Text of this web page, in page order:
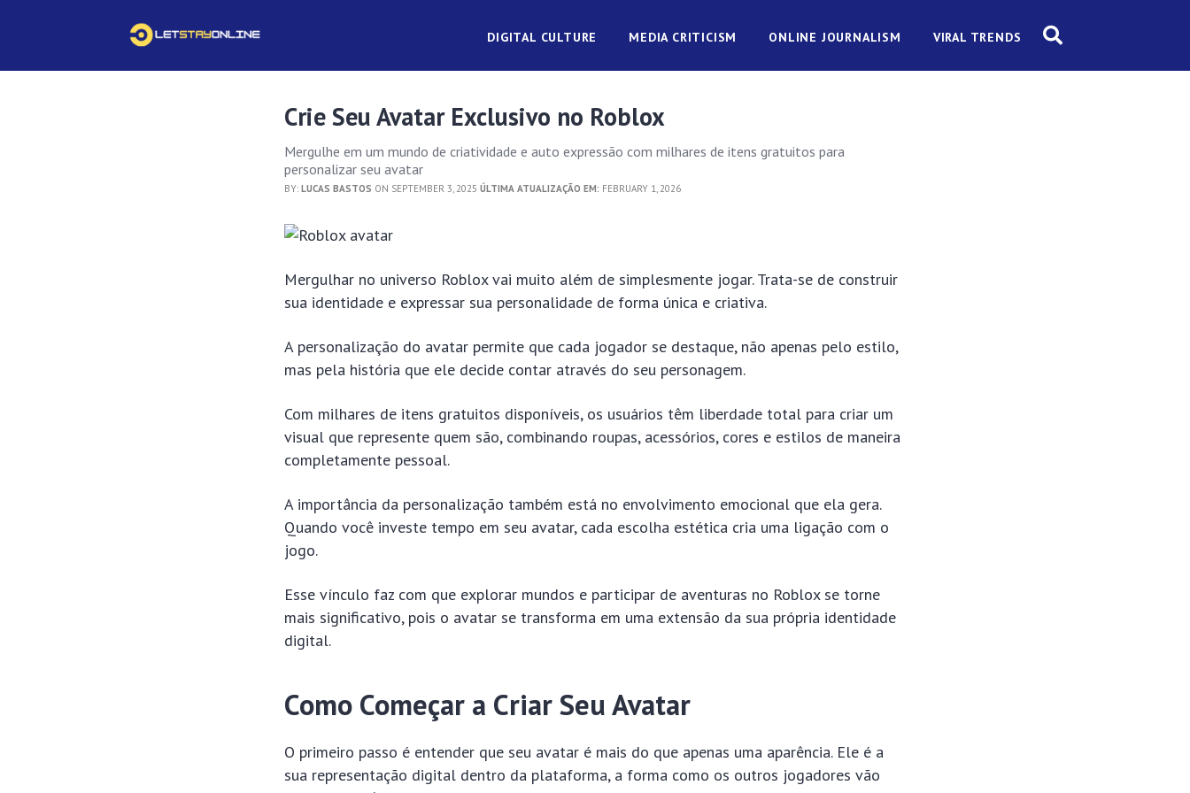
DIGITAL CULTURE MEDIA CRITICISM ONLINE JOURNALISM VIRAL TRENDS
Crie Seu Avatar Exclusivo no Roblox
Mergulhe em um mundo de criatividade e auto expressão com milhares de itens gratuitos para
personalizar seu avatar
BY:LUCAS BASTOS ON SEPTEMBER 3, 2025ÚLTIMA ATUALIZAÇÃO EM: FEBRUARY 1, 2026
Mergulhar no universo Roblox vai muito além de simplesmente jogar. Trata-se de construir
sua identidade e expressar sua personalidade de forma única e criativa.
A personalização do avatar permite que cada jogador se destaque, não apenas pelo estilo,
mas pela história que ele decide contar através do seu personagem.
Com milhares de itens gratuitos disponíveis, os usuários têm liberdade total para criar um
visual que represente quem são, combinando roupas, acessórios, cores e estilos de maneira
completamente pessoal.
A importância da personalização também está no envolvimento emocional que ela gera.
Quando você investe tempo em seu avatar, cada escolha estética cria uma ligação com o
jogo.
Esse vínculo faz com que explorar mundos e participar de aventuras no Roblox se torne
mais significativo, pois o avatar se transforma em uma extensão da sua própria identidade
digital.
Como Começar a Criar Seu Avatar
O primeiro passo é entender que seu avatar é mais do que apenas uma aparência. Ele é a
sua representação digital dentro da plataforma, a forma como os outros jogadores vão